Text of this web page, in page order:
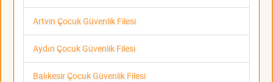
Artvin Çocuk Güvenlik Filesi
Aydın Çocuk Güvenlik Filesi
Balıkesir Çocuk Güvenlik Filesi